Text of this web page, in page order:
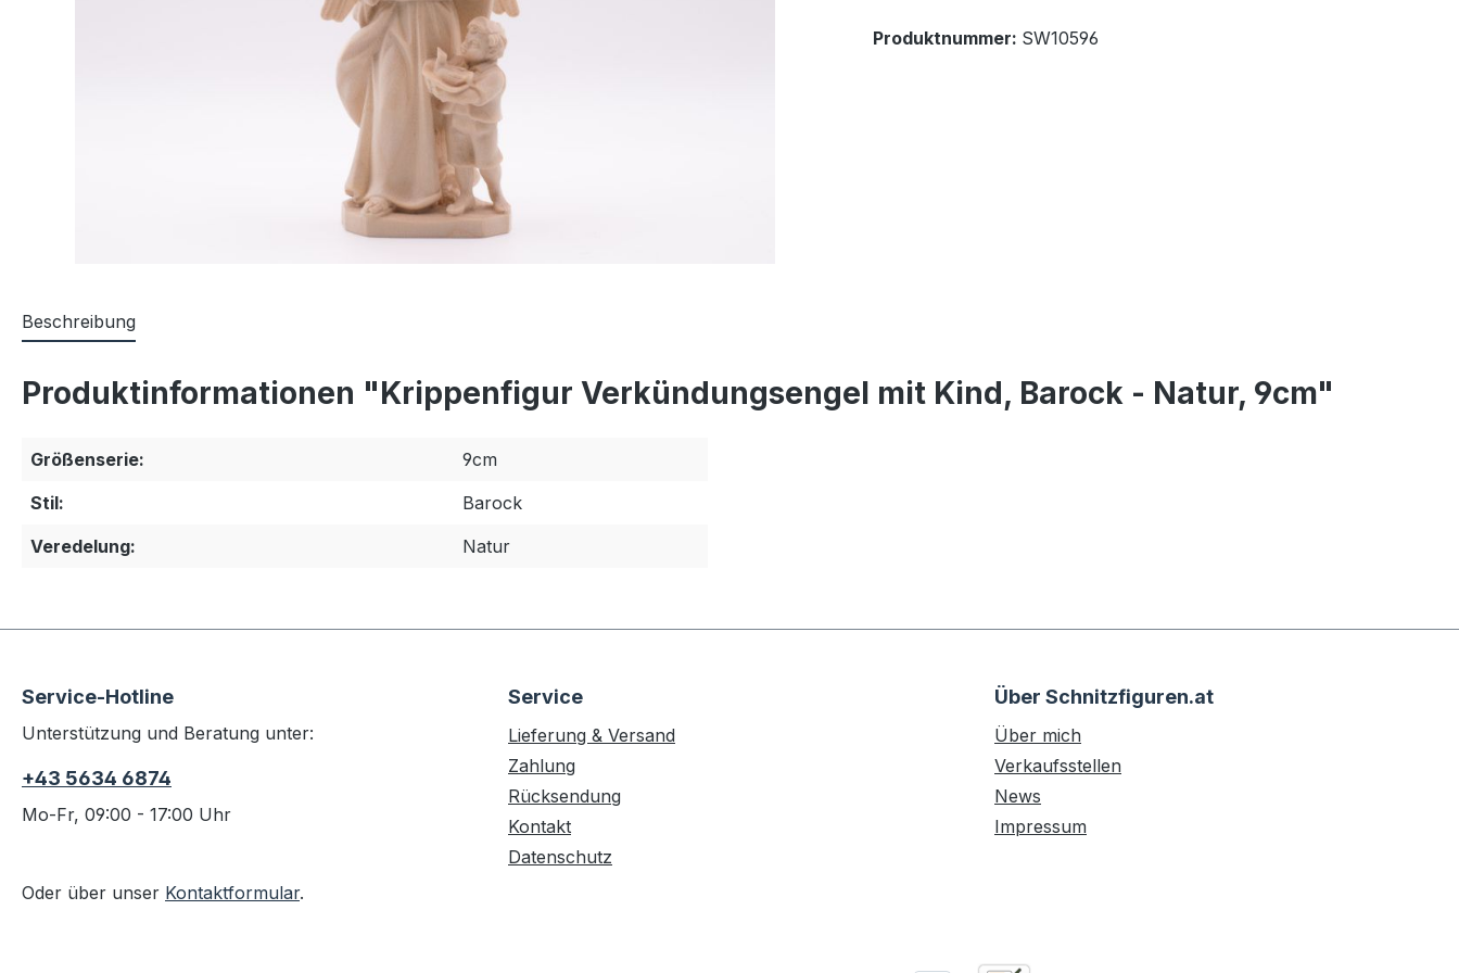
Produktnummer: SW10596
Beschreibung
Produktinformationen "Krippenfigur Verkündungsengel mit Kind, Barock - Natur, 9cm"
Größenserie:
9cm
Stil:
Barock
Veredelung:
Natur
Service-Hotline
Unterstützung und Beratung unter:
+43 5634 6874
Mo-Fr, 09:00 - 17:00 Uhr
Oder über unser Kontaktformular.
Service
Lieferung & Versand
Zahlung
Rücksendung
Kontakt
Datenschutz
Über Schnitzfiguren.at
Über mich
Verkaufsstellen
News
Impressum